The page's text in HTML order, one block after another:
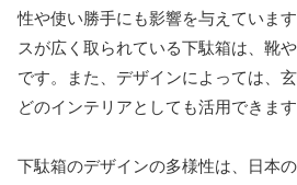
性や使い勝手にも影響を与えていま
スが広く取られている下駄箱は、靴
です。また、デザインによっては、
どのインテリアとしても活用できます
下駄箱のデザインの多様性は、日本